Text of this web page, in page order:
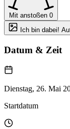
Mit anstoßen 0
Ich bin dabei!
Datum & Zeit
Dienstag, 26. Mai
Startdatum